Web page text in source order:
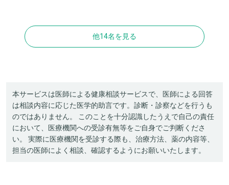
他14名を見る
本サービスは医師による健康相談サービスで、医師による回答
は相談内容に応じた医学的助言です。診断・診察などを行うも
のではありません。 このことを十分認識したうえで自己の責任
において、医療機関への受診有無等をご自身でご判断くださ
い。 実際に医療機関を受診する際も、治療方法、薬の内容等、
担当の医師によく相談、確認するようにお願いいたします。